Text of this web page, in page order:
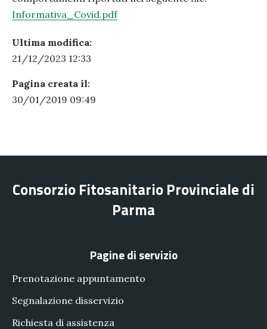
Informativa_Covid.pdf
Ultima modifica:
21/12/2023 12:33
Pagina creata il:
30/01/2019 09:49
Consorzio Fitosanitario Provinciale di
Parma
Pagine di servizio
Prenotazione appuntamento
Segnalazione disservizio
Richiesta di assistenza
PRECEDENTE